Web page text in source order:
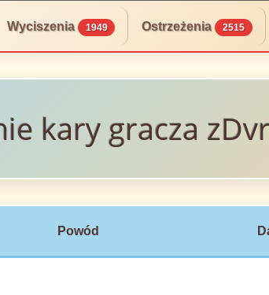
Wyciszenia 1949 Ostrzeżenia 2515
kary gracza
Powód